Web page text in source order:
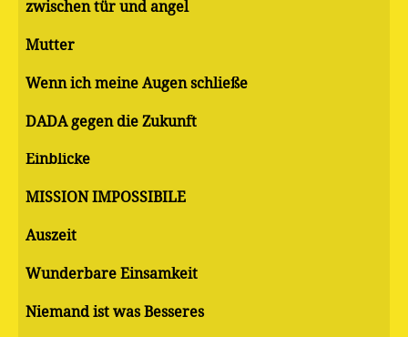
zwischen tür und angel
Mutter
Wenn ich meine Augen schließe
DADA gegen die Zukunft
Einblicke
MISSION IMPOSSIBILE
Auszeit
Wunderbare Einsamkeit
Niemand ist was Besseres